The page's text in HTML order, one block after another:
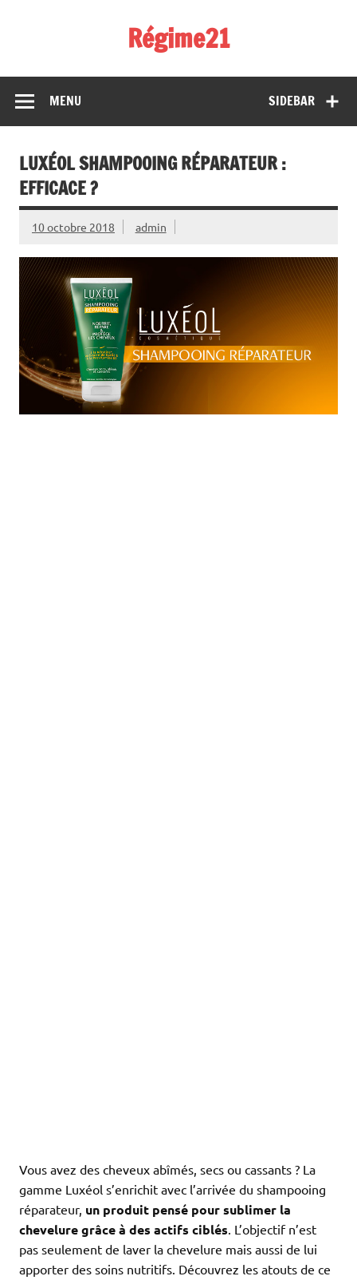
Régime21
SIDEBAR
MENU
LUXÉOL SHAMPOOING RÉPARATEUR :
EFFICACE ?
10 octobre 2018 admin
Vous avez des cheveux abîmés, secs ou cassants ? La
gamme Luxéol s’enrichit avec l’arrivée du shampooing
réparateur, un produit pensé pour sublimer la
chevelure grâce à des actifs ciblés. L’objectif n’est
pas seulement de laver la chevelure mais aussi de lui
apporter des soins nutritifs. Découvrez les atouts de ce